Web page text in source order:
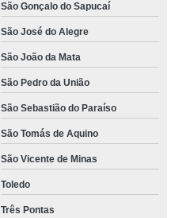
São Gonçalo do Sapucaí
São José do Alegre
São João da Mata
São Pedro da União
São Sebastião do Paraíso
São Tomás de Aquino
São Vicente de Minas
Toledo
Três Pontas